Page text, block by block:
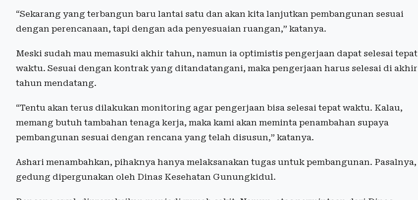
“Sekarang yang terbangun baru lantai satu dan akan kita lanjutkan pembangunan sesuai
dengan perencanaan, tapi dengan ada penyesuaian ruangan,” katanya.
Meski sudah mau memasuki akhir tahun, namun ia optimistis pengerjaan dapat selesai tepat
waktu. Sesuai dengan kontrak yang ditandatangani, maka pengerjaan harus selesai di akhir
tahun mendatang.
“Tentu akan terus dilakukan monitoring agar pengerjaan bisa selesai tepat waktu. Kalau,
memang butuh tambahan tenaga kerja, maka kami akan meminta penambahan supaya
pembangunan sesuai dengan rencana yang telah disusun,” katanya.
Ashari menambahkan, pihaknya hanya melaksanakan tugas untuk pembangunan. Pasalnya,
gedung dipergunakan oleh Dinas Kesehatan Gunungkidul.